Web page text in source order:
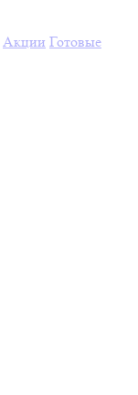
Акции Готовые